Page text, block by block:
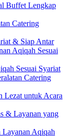
Buffet Lengkap
Catering
& Siap Antar
Aqiqah Sesuai
Sesuai Syariat
Catering
Lezat untuk Acara
& Layanan yang
Aqiqah